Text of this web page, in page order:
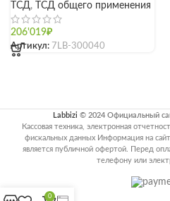
ТСД, ТСД общего применения
206'019₽
Артикул: 7LB-300040
Labbizi © 2024 Официальный
Кассовая техника, электронная
фискальных данных Информация на
является публичной офертой. Перед
телефону или
0